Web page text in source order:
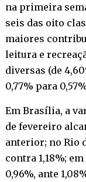
na primeira
seis das oito
maiores
leitura e
diversas (de
0,77% para
Em Brasília, a
de fevereiro
anterior; no Rio
contra 1,18%;
0,96%, ante